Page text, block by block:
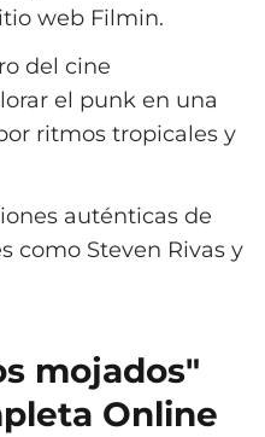
web Filmin.
del cine
el punk en una
ritmos tropicales y
auténticas de
como Steven Rivas y
mojados"
Online